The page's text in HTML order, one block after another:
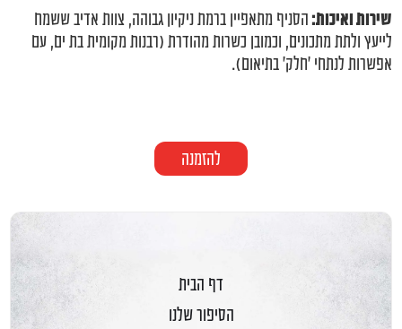
שירות ואיכות:הסניף מתאפיין ברמת ניקיון גבוהה, צוות אדיב ששמח
לייעץ ולתת מתכונים, וכמובן כשרות מהודרת (רבנות מקומית בת ים, עם
אפשרות לנתחי 'חלק' בתיאום).
להזמנה
דף הבית
הסיפור שלנו